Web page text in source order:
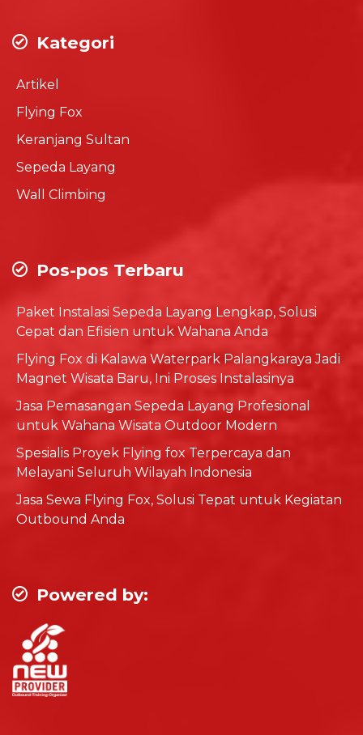
Kategori
Artikel
Flying Fox
Keranjang Sultan
Sepeda Layang
Wall Climbing
Pos-pos Terbaru
Paket Instalasi Sepeda Layang Lengkap, Solusi
Cepat dan Efisien untuk Wahana Anda
Flying Fox di Kalawa Waterpark Palangkaraya Jadi
Magnet Wisata Baru, Ini Proses Instalasinya
Jasa Pemasangan Sepeda Layang Profesional
untuk Wahana Wisata Outdoor Modern
Spesialis Proyek Flying fox Terpercaya dan
Melayani Seluruh Wilayah Indonesia
Jasa Sewa Flying Fox, Solusi Tepat untuk Kegiatan
Outbound Anda
Powered by: